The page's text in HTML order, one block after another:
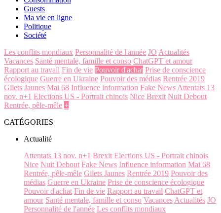
Guests
Ma vie en ligne
Politique
Société
Les conflits mondiaux Personnalité de l'année JO Actualités
Vacances Santé mentale, famille et conso ChatGPT et amour
Rapport au travail Fin de vie Pouvoir d'achat Prise de conscience
écologique Guerre en Ukraine Pouvoir des médias Rentrée 2019
Gilets Jaunes Mai 68 Influence information Fake News Attentats 13
nov. n+1 Elections US - Portrait chinois Nice Brexit Nuit Debout
Rentrée, pêle-mêle +
CATÉGORIES
Actualité
Attentats 13 nov. n+1 Brexit Elections US - Portrait chinois
Nice Nuit Debout Fake News Influence information Mai 68
Rentrée, pêle-mêle Gilets Jaunes Rentrée 2019 Pouvoir des
médias Guerre en Ukraine Prise de conscience écologique
Pouvoir d'achat Fin de vie Rapport au travail ChatGPT et
amour Santé mentale, famille et conso Vacances Actualités JO
Personnalité de l'année Les conflits mondiaux